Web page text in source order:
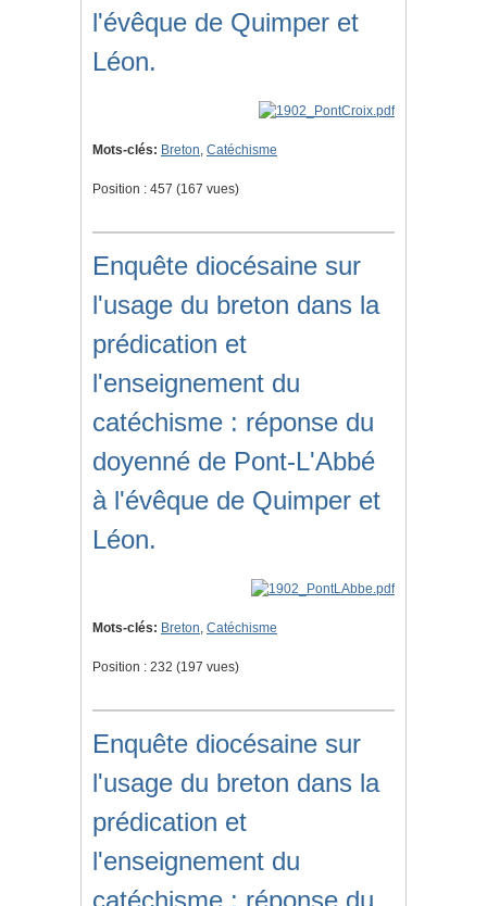
l'évêque de Quimper et
Léon.
Mots-clés: Breton, Catéchisme
Position : 457 (167 vues)
Enquête diocésaine sur
l'usage du breton dans la
prédication et
l'enseignement du
catéchisme : réponse du
doyenné de Pont-L'Abbé
à l'évêque de Quimper et
Léon.
Mots-clés: Breton, Catéchisme
Position : 232 (197 vues)
Enquête diocésaine sur
l'usage du breton dans la
prédication et
l'enseignement du
catéchisme : réponse du